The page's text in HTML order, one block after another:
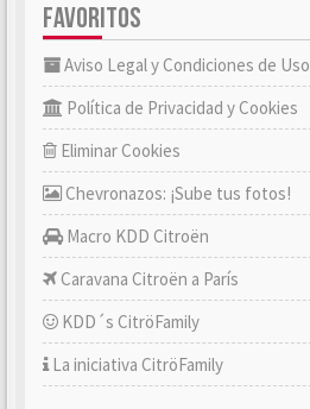
FAVORITOS
Aviso Legal y Condiciones de Uso
Política de Privacidad y Cookies
Eliminar Cookies
Chevronazos: ¡Sube tus fotos!
Macro KDD Citroën
Caravana Citroën a París
KDD´s CitröFamily
La iniciativa CitröFamily